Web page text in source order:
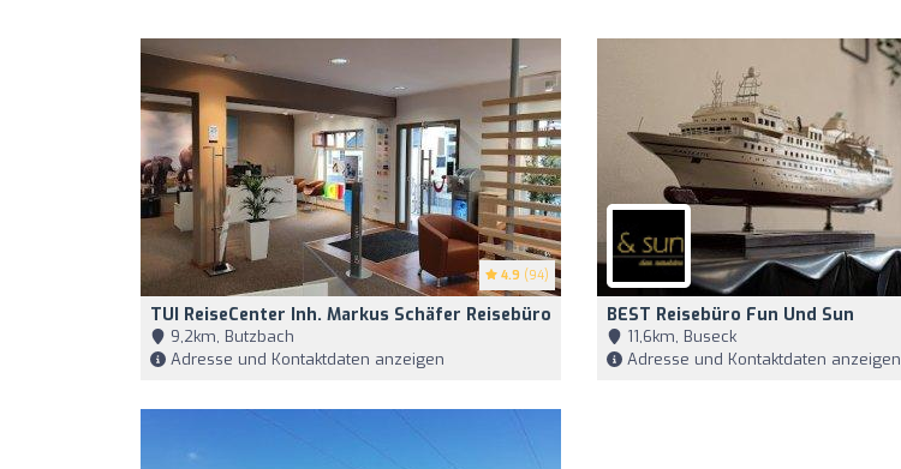
4.9 (94)
TUI ReiseCenter Inh. Markus Schäfer Reisebüro
9,2km, Butzbach
Adresse und Kontaktdaten anzeigen
BEST Reisebüro Fun Und Sun
11,6km, Buseck
Adresse und Kontaktdaten anzeigen